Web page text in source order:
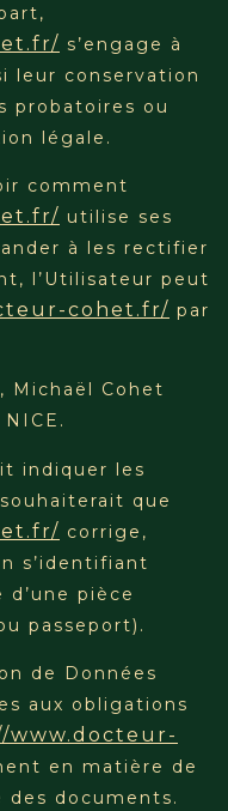
s’engage à
leur conservation
probatoires ou
légale.
comment
utilise ses
à les rectifier
l’Utilisateur peut
cohet.fr/ par
Michaël Cohet
indiquer les
que
corrige,
s’identifiant
pièce
passeport).
de Données
aux obligations
www.docteur-
en matière de
des documents.